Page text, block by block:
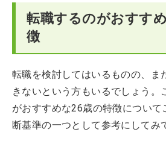
転職するのがおすす
徴
転職を検討してはいるものの、ま
きないという方もいるでしょう。
がおすすめな26歳の特徴について
断基準の一つとして参考にしてみ